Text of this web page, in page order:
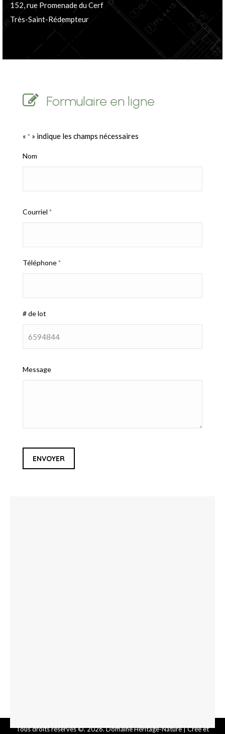
152, rue Promenade du Cerf
Très-Saint-Rédempteur
Formulaire en ligne
« * » indique les champs nécessaires
Nom
Courriel *
Téléphone *
# de lot
Message
Tous droits réservés ©. 2026. Domaine Héritage-Nature |Créé et